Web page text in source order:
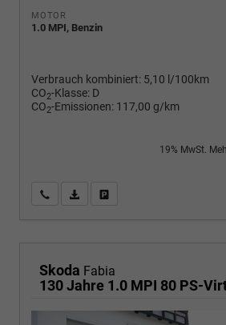
MOTOR
1.0 MPI, Benzin
Verbrauch kombiniert: 5,10 l/100km
CO2-Klasse: D
CO2-Emissionen: 117,00 g/km
19% MwSt.
Wir rufen Sie anPDF-Fahrzeugexposé drucken
Skoda Fabia